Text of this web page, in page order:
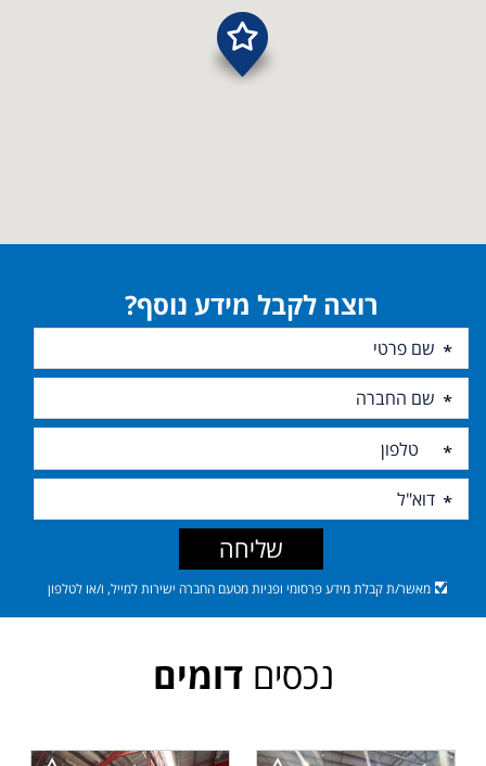
רוצה לקבל מידע נוסף?
מאשר/ת קבלת מידע פרסומי ופניות מטעם החברה ישירות למייל, ו/או לטלפון
שליחה
נכסיםדומים